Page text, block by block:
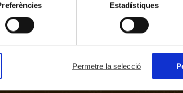
Estadístiques
Permetre la selecció